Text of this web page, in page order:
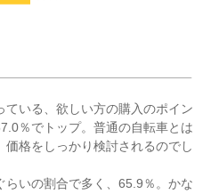
いる、欲しい方の購入のポイン
％でトップ。普通の自転車とは
格をしっかり検討されるのでし
らいの割合で多く、65.9％。かな